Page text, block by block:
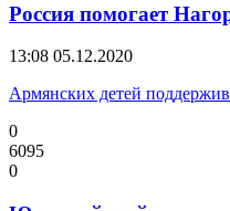
Россия помогает
13:08 05.12.2020
Армянских детей
0
6095
0